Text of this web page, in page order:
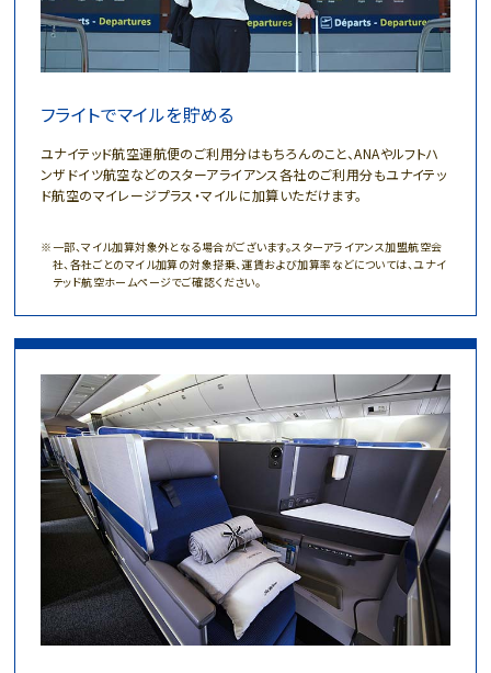
フライトでマイルを貯める
ユナイテッド航空運航便のご利用分はもちろんのこと、ANAやルフトハ
ンザドイツ航空などのスターアライアンス各社のご利用分もユナイテッ
ド航空のマイレージプラス・マイルに加算いただけます。
一部、マイル加算対象外となる場合がございます。スターアライアンス加盟航空会
社、各社ごとのマイル加算の対象搭乗、運賃および加算率などについては、ユナイ
テッド航空ホームページでご確認ください。